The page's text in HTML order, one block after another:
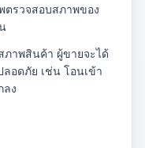
รวจสอบสภาพของ
ภาพสินค้า ผู้ขายจะได้
อดภัย เช่น โอนเข้า
ง